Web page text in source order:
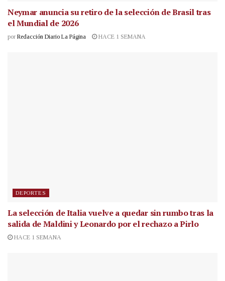
Neymar anuncia su retiro de la selección de Brasil tras
el Mundial de 2026
por Redacción Diario La Página HACE 1 SEMANA
DEPORTES
La selección de Italia vuelve a quedar sin rumbo tras la
salida de Maldini y Leonardo por el rechazo a Pirlo
HACE 1 SEMANA